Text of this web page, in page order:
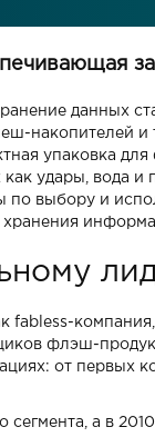
данных
накопителей и
упаковка
удары, вода
по выбору и
хранения
fabless-
флэш-
от первых
сегмента, а в